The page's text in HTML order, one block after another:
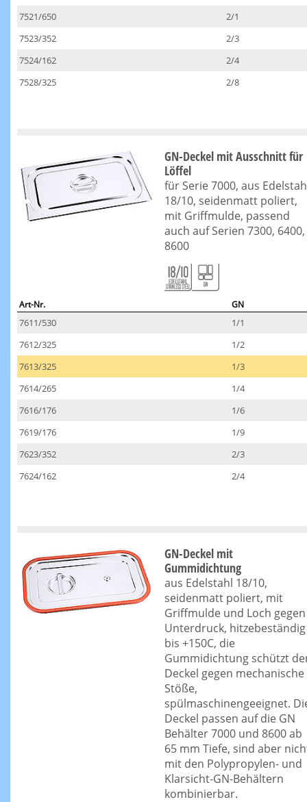
7521/650
2/1
7523/352
2/3
7524/162
2/4
7528/325
2/8
GN-Deckel mit Ausschnitt für
Löffel
für Serie 7000, aus
18/10, seidenmatt poliert,
mit Griffmulde, passend
auch auf Serien 7300, 6400,
8600
Art-Nr. GN
7611/530
1/1
7612/325
1/2
7613/325
1/3
7614/265
1/4
7616/176
1/6
7619/176
1/9
7623/352
2/3
7624/162
2/4
GN-Deckel mit
Gummidichtung
aus Edelstahl 18/10,
seidenmatt poliert, mit
Griffmulde und Loch gegen
Unterdruck, hitzebeständig
bis +150C, die
Gummidichtung schützt
Deckel gegen mechanische
Stöße,
spülmaschinengeeignet.
Deckel passen auf die GN
Behälter 7000 und 8600 ab
65 mm Tiefe, sind aber
mit den Polypropylen- und
Klarsicht-GN-Behältern
kombinierbar.